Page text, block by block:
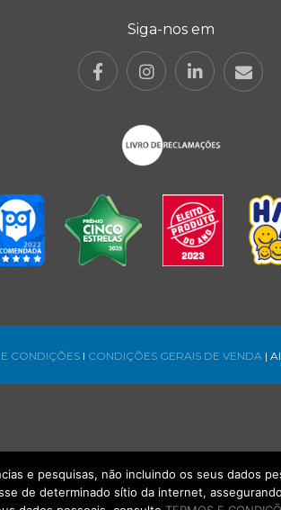
Siga-nos em
CONDIÇÕES l CONDIÇÕES GERAIS DE VENDA |
e pesquisas, não incluindo os seus dados
de determinado sítio da internet,